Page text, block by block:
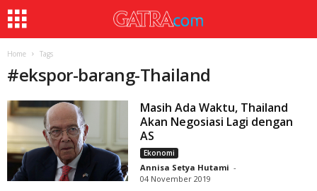
Home Tags
#ekspor-barang-Thailand
Masih Ada Waktu, Thailand
Akan Negosiasi Lagi dengan
AS
Ekonomi
Annisa Setya Hutami -
04 November 2019